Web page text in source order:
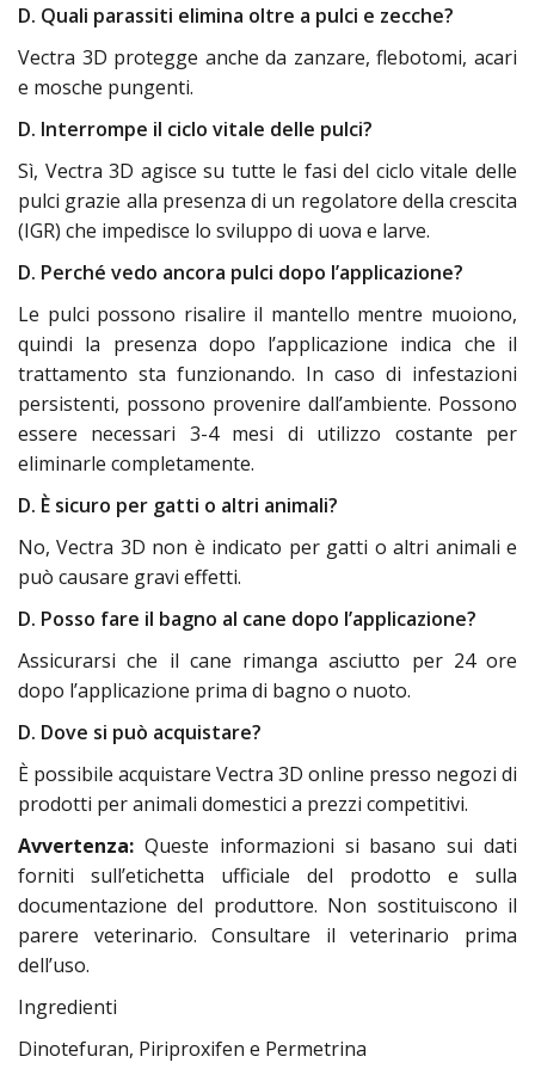
D. Quali parassiti elimina oltre a pulci e zecche?
Vectra 3D protegge anche da zanzare, flebotomi, acari
e mosche pungenti.
D. Interrompe il ciclo vitale delle pulci?
Sì, Vectra 3D agisce su tutte le fasi del ciclo vitale delle
pulci grazie alla presenza di un regolatore della crescita
(IGR) che impedisce lo sviluppo di uova e larve.
D. Perché vedo ancora pulci dopo l’applicazione?
Le pulci possono risalire il mantello mentre muoiono,
quindi la presenza dopo l’applicazione indica che il
trattamento sta funzionando. In caso di infestazioni
persistenti, possono provenire dall’ambiente. Possono
essere necessari 3-4 mesi di utilizzo costante per
eliminarle completamente.
D. È sicuro per gatti o altri animali?
No, Vectra 3D non è indicato per gatti o altri animali e
può causare gravi effetti.
D. Posso fare il bagno al cane dopo l’applicazione?
Assicurarsi che il cane rimanga asciutto per 24 ore
dopo l’applicazione prima di bagno o nuoto.
D. Dove si può acquistare?
È possibile acquistare Vectra 3D online presso negozi di
prodotti per animali domestici a prezzi competitivi.
Avvertenza: Queste informazioni si basano sui dati
forniti sull’etichetta ufficiale del prodotto e sulla
documentazione del produttore. Non sostituiscono il
parere veterinario. Consultare il veterinario prima
dell’uso.
Ingredienti
Dinotefuran, Piriproxifen e Permetrina